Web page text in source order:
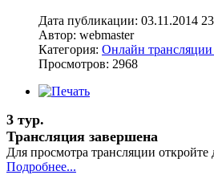
Дата публикации: 03.11.2014
Автор: webmaster
Категория: Онлайн
Просмотров: 2968
3 тур.
Трансляция завершена
Для просмотра трансляции
Подробнее...